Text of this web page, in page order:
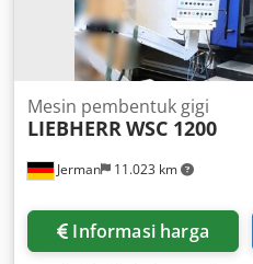
Jerman 11.023 km
Mesin pembentuk gigi
LIEBHERR WSC 1200
Informasi harga